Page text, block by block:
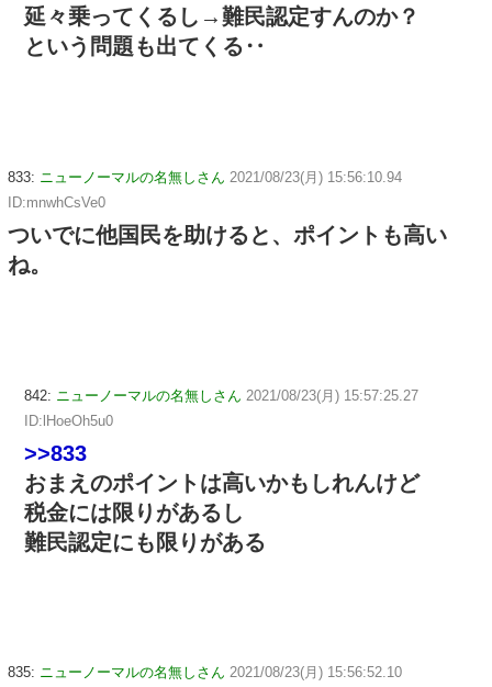
延々乗ってくるし→難民認定すんのか？
という問題も出てくる‥
833: ニューノーマルの名無しさん 2021/08/23(月) 15:56:10.94
ID:mnwhCsVe0
ついでに他国民を助けると、ポイントも高い
ね。
842: ニューノーマルの名無しさん 2021/08/23(月) 15:57:25.27
ID:lHoeOh5u0
>>833
おまえのポイントは高いかもしれんけど
税金には限りがあるし
難民認定にも限りがある
835: ニューノーマルの名無しさん 2021/08/23(月) 15:56:52.10